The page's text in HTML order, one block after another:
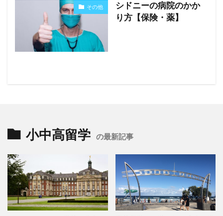
その他
シドニーの病院のかか
り方【保険・薬】
小中高留学 の最新記事